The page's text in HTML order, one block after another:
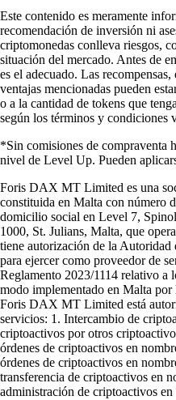
Este contenido es meramente
recomendación de inversión ni
criptomonedas conlleva riesgos,
situación del mercado. Antes de
es el adecuado. Las
ventajas mencionadas pueden
o a la cantidad de tokens que
según los términos y condiciones
*Sin comisiones de compraventa
nivel de Level Up. Pueden
Foris DAX MT Limited es una
constituida en Malta con número
domicilio social en Level 7,
1000, St. Julians, Malta, que
tiene autorización de la
para ejercer como proveedor de
Reglamento 2023/1114 relativo a
modo implementado en Malta
Foris DAX MT Limited está
servicios: 1. Intercambio de
criptoactivos por otros
órdenes de criptoactivos en
órdenes de criptoactivos en
transferencia de criptoactivos en
administración de criptoactivos en